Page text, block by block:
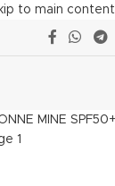
to main content